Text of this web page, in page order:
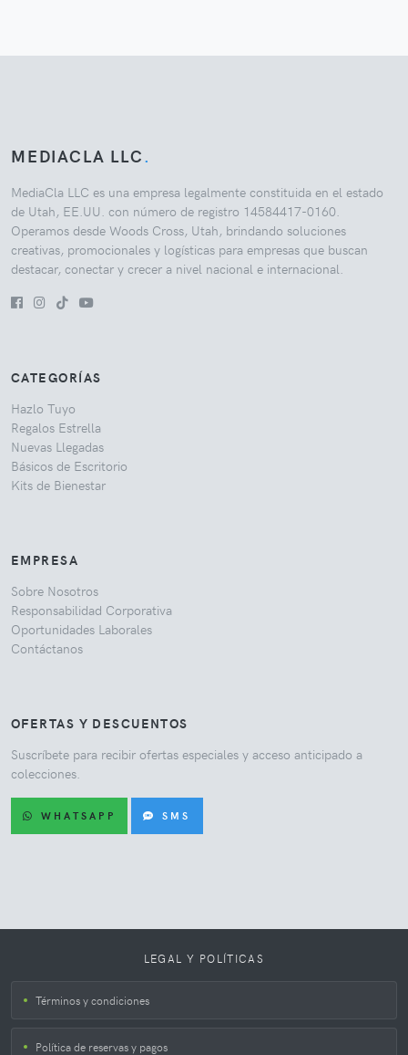
MEDIACLA LLC.
MediaCla LLC es una empresa legalmente constituida en el estado
de Utah, EE.UU. con número de registro 14584417-0160.
Operamos desde Woods Cross, Utah, brindando soluciones
creativas, promocionales y logísticas para empresas que buscan
destacar, conectar y crecer a nivel nacional e internacional.
CATEGORÍAS
Hazlo Tuyo
Regalos Estrella
Nuevas Llegadas
Básicos de Escritorio
Kits de Bienestar
EMPRESA
Sobre Nosotros
Responsabilidad Corporativa
Oportunidades Laborales
Contáctanos
OFERTAS Y DESCUENTOS
Suscríbete para recibir ofertas especiales y acceso anticipado a
colecciones.
WHATSAPP SMS
LEGAL Y POLÍTICAS
Términos y condiciones
Política de reservas y pagos